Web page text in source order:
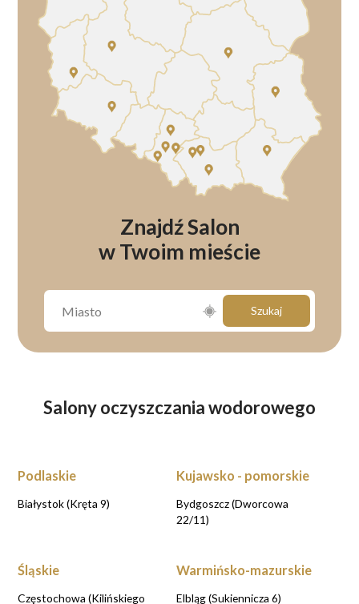
Znajdź Salon
w Twoim mieście
Szukaj
Salony oczyszczania wodorowego
Podlaskie
Białystok (Kręta 9)
Kujawsko - pomorskie
Bydgoszcz (Dworcowa
22/11)
Śląskie
Częstochowa (Kilińskiego
Warmińsko-mazurskie
Elbląg (Sukiennicza 6)